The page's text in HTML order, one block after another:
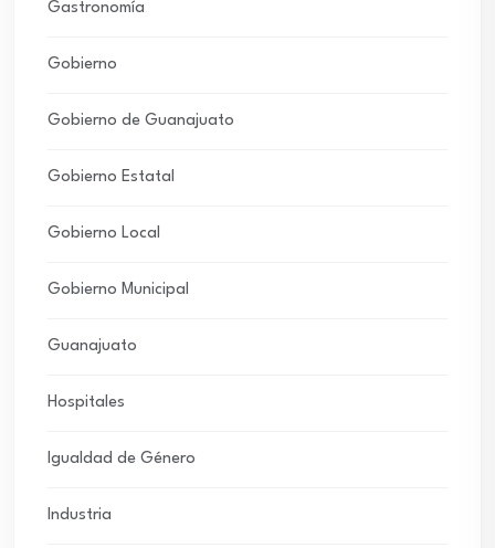
Gastronomía
Gobierno
Gobierno de Guanajuato
Gobierno Estatal
Gobierno Local
Gobierno Municipal
Guanajuato
Hospitales
Igualdad de Género
Industria